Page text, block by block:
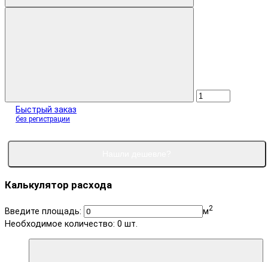
Быстрый заказ
без регистрации
Калькулятор расхода
Введите площадь: м2
Необходимое количество: 0 шт.